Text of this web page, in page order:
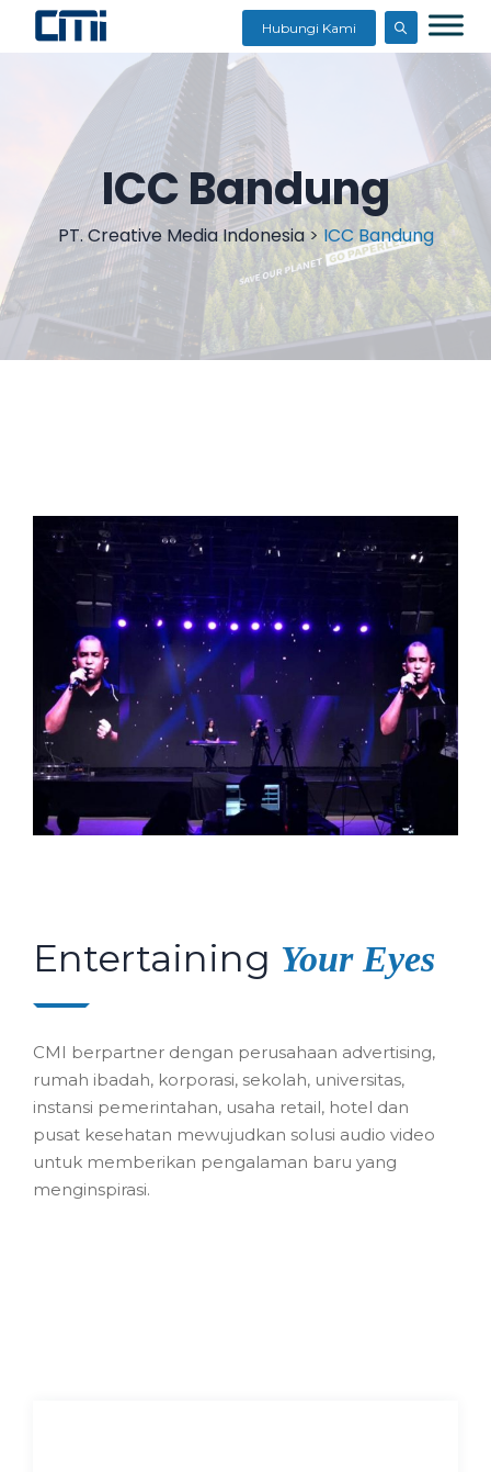
Hubungi Kami
ICC Bandung
PT. Creative Media Indonesia> ICC Bandung
Entertaining Your Eyes
CMI berpartner dengan perusahaan advertising,
rumah ibadah, korporasi, sekolah, universitas,
instansi pemerintahan, usaha retail, hotel dan
pusat kesehatan mewujudkan solusi audio video
untuk memberikan pengalaman baru yang
menginspirasi.